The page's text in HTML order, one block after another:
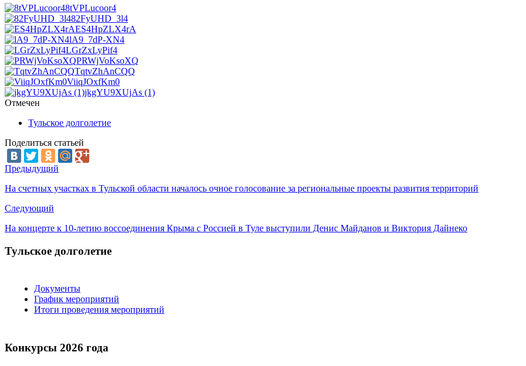
8tVPLucoor4
82FyUHD_3l4
ES4HpZLX4rA
lA9_7dP-XN4
LGrZxLyPif4
PRWjVoKsoXQ
TqtvZhAnCQQ
ViiqJOxfKm0
jkgYU9XUjAs (1)
Отмечен
Тульское долголетие
Поделиться статьей
Предыдущий
На счетных участках в Тульской области началось очное голосование за региональные проекты развития территорий
Следующий
На концерте к 10-летию воссоединения Крыма с Россией в Туле выступили Денис Майданов и Виктория Дайнеко
Тульское долголетие
Документы
График мероприятий
Итоги проведения мероприятий
Конкурсы 2026 года